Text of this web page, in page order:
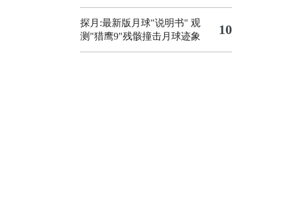
探月:最新版月球"说明书" 观
测"猎鹰9"残骸撞击月球迹象
10